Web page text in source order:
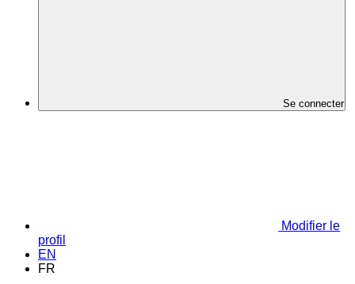
Se connecter
Modifier le
profil
EN
FR